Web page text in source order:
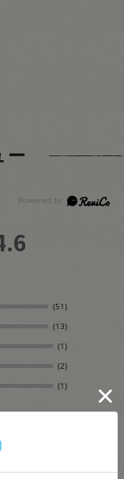
ー
(51)
(13)
(1)
(2)
(1)
新しい順